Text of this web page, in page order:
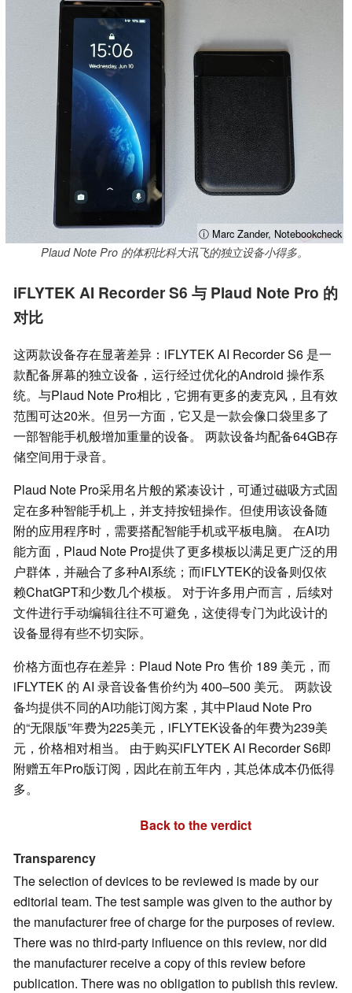
ⓘ Marc Zander, Notebookcheck
Plaud Note Pro 的体积比科大讯飞的独立设备小得多。
iFLYTEK AI Recorder S6 与 Plaud Note Pro 的
对比
这两款设备存在显著差异：iFLYTEK AI Recorder S6 是一
款配备屏幕的独立设备，运行经过优化的Android 操作系
统。与Plaud Note Pro相比，它拥有更多的麦克风，且有效
范围可达20米。但另一方面，它又是一款会像口袋里多了
一部智能手机般增加重量的设备。 两款设备均配备64GB存
储空间用于录音。
Plaud Note Pro采用名片般的紧凑设计，可通过磁吸方式固
定在多种智能手机上，并支持按钮操作。但使用该设备随
附的应用程序时，需要搭配智能手机或平板电脑。 在AI功
能方面，Plaud Note Pro提供了更多模板以满足更广泛的用
户群体，并融合了多种AI系统；而iFLYTEK的设备则仅依
赖ChatGPT和少数几个模板。 对于许多用户而言，后续对
文件进行手动编辑往往不可避免，这使得专门为此设计的
设备显得有些不切实际。
价格方面也存在差异：Plaud Note Pro 售价 189 美元，而
iFLYTEK 的 AI 录音设备售价约为 400–500 美元。 两款设
备均提供不同的AI功能订阅方案，其中Plaud Note Pro
的“无限版”年费为225美元，iFLYTEK设备的年费为239美
元，价格相对相当。 由于购买iFLYTEK AI Recorder S6即
附赠五年Pro版订阅，因此在前五年内，其总体成本仍低得
多。
Back to the verdict
Transparency
The selection of devices to be reviewed is made by our
editorial team. The test sample was given to the author by
the manufacturer free of charge for the purposes of review.
There was no third-party influence on this review, nor did
the manufacturer receive a copy of this review before
publication. There was no obligation to publish this review.